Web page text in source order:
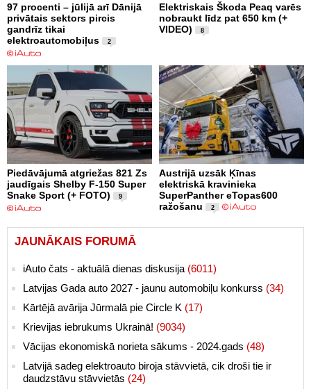
97 procenti – jūlijā arī Dānijā
privātais sektors pircis
gandrīz tikai
elektroautomobiļus
2
Elektriskais Škoda Peaq varēs
nobraukt līdz pat 650 km (+
VIDEO)
8
Piedāvājumā atgriežas 821 Zs
jaudīgais Shelby F-150 Super
Snake Sport (+ FOTO)
9
Austrijā uzsāk Ķīnas
elektriskā kravinieka
SuperPanther eTopas600
ražošanu
2
JAUNĀKAIS FORUMĀ
iAuto čats - aktuālā dienas diskusija (6011)
Latvijas Gada auto 2027 - jaunu automobiļu konkurss (34)
Kārtējā avārija Jūrmalā pie Circle K (17)
Krievijas iebrukums Ukrainā! (9034)
Vācijas ekonomiskā norieta sākums - 2024.gads (48)
Latvijā sadeg elektroauto biroja stāvvietā, cik droši tie ir
daudzstāvu stāvvietās (24)